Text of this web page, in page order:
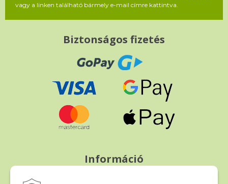
vagy a linken található bármely e-mail címre kattintva.
Biztonságos fizetés
Információ